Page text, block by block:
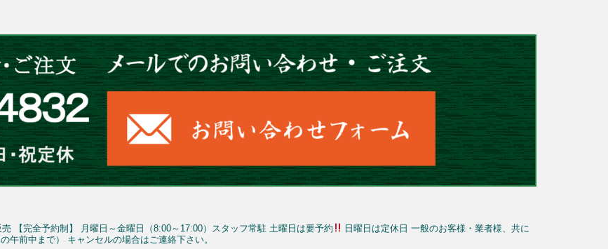
【完全予約制】 月曜日～金曜日（8:00～17:00）スタッフ常駐 土曜日は要予約 日曜日は定休日 一般のお客様・業者様、共に
午前中まで） キャンセルの場合はご連絡下さい。